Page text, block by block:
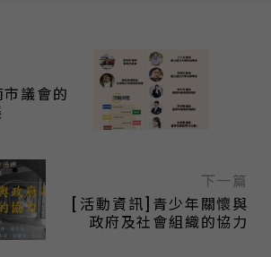
議會的
下一篇
[活動資訊]青少年關懷與
政府及社會組織的協力